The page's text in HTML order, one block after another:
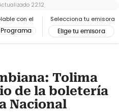
con el
Programa
Selecciona tu emisora
Elige tu emisora
22:12
Tolima
de la boletería
Nacional